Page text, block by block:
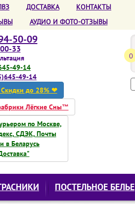
ДОСТАВКА
КОНТАКТЫ
АУДИО И ФОТО-ОТЗЫВЫ
50-09
33
49-14
49-14
Скидки до 28% ❤
Лёгкие Сны™
по Москве,
СДЭК, Почты
в Беларусь
0
ПОСТЕЛЬНОЕ БЕЛЬЕ